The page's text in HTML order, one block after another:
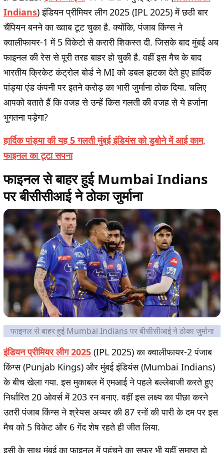
Indians) इंडियन प्रीमियर लीग 2025 (IPL 2025) में छठी बार
चैंपियन बनने का ख्वाब टूट चुका है. क्योंकि, पंजाब किंग्स ने
क्वालीफायर-1 में 5 विकेटो से करारी शिकस्त दी. जिसके बाद मुंबई अब
फाइनल की रेस से पूरी तरह बाहर हो चुकी है. वहीं इस मैच के बाद
भारतीय क्रिकेट कंट्रोल बोर्ड ने MI को डबल झटका देते हुए हार्दिक
पांड्या एंड कंपनी पर इतने करोड़ का भारी जुर्माना ठोक दिया. चलिए
आपको बताते हैं कि वजह से उन्हें किस गलती की वजह से ये हर्जाना
भुगतना पड़ेगा?
हार्दिक पांड्या की यह 5 गलती मुंबई इंडियंस को डुबोने में आई काम,
फाइनल का टूटा सपना
फाइनल से बाहर हुई Mumbai Indians
पर बीसीसीआई ने ठोका जुर्माना
फाइनल से बाहर हुई Mumbai Indians पर बीसीसीआई ने ठोका जुर्माना
इंडियन प्रीमियर लीग 2025 (IPL 2025) का क्वालीफायर-2 पंजाब
किंग्स (Punjab Kings) और मुंबई इंडियंस (Mumbai Indians)
के बीच खेला गया. इस मुकाबल में एमआई ने पहले बल्लेबाजी करते हुए
निर्धारित 20 ओवर्स में 203 रन बनाए. वहीं इस लक्ष्य का पीछा करने
उतरी पंजाब किंग्स ने श्रेयस अय्यर की 87 रनों की पारी के दम पर इस
मैच को 5 विकेट और 6 गेंद शेष रहते ही जीत लिया.
इसी के साथ मुंबई का फाइनल में पहुंचने का सफर भी यहीं समाप्त हो